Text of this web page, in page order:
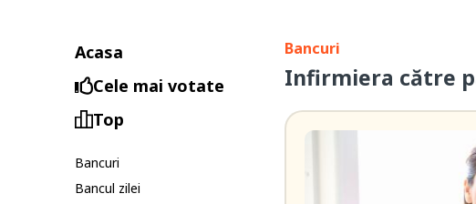
Acasa
Cele mai votate
Top
Bancuri
Bancul zilei
Bancuri
Infirmiera către